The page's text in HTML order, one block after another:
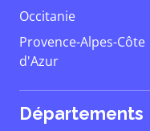
Occitanie
Provence-Alpes-Côte
d'Azur
Départements